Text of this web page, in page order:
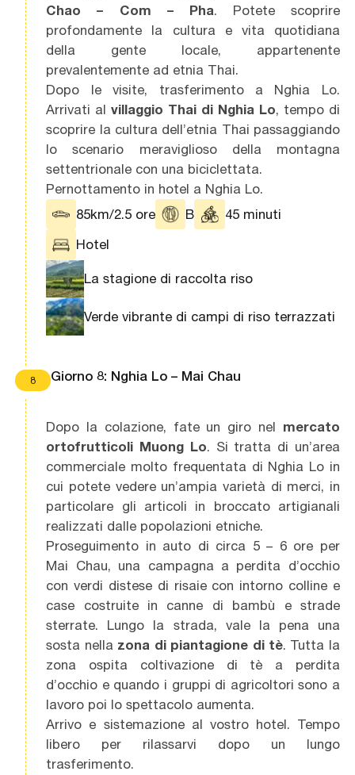
Chao – Com – Pha. Potete scoprire
profondamente la cultura e vita quotidiana
della gente locale, appartenente
prevalentemente ad etnia Thai.
Dopo le visite, trasferimento a Nghia Lo.
Arrivati alvillaggio Thai di Nghia Lo, tempo di
scoprire la cultura dell’etnia Thai passaggiando
lo scenario meraviglioso della montagna
settentrionale con una biciclettata.
Pernottamento in hotel a Nghia Lo.
85km/2.5 ore
B
45 minuti
Hotel
La stagione di raccolta riso
Verde vibrante di campi di riso terrazzati
8 Giorno 8: Nghia Lo – Mai Chau
Dopo la colazione, fate un giro nel mercato
ortofrutticoli Muong Lo. Si tratta di un’area
commerciale molto frequentata di Nghia Lo in
cui potete vedere un’ampia varietà di merci, in
particolare gli articoli in broccato artigianali
realizzati dalle popolazioni etniche.
Proseguimento in auto di circa 5 – 6 ore per
Mai Chau, una campagna a perdita d’occhio
con verdi distese di risaie con intorno colline e
case costruite in canne di bambù e strade
sterrate. Lungo la strada, vale la pena una
sosta nella zona di piantagione di tè. Tutta la
zona ospita coltivazione di tè a perdita
d’occhio e quando i gruppi di agricoltori sono a
lavoro poi lo spettacolo aumenta.
Arrivo e sistemazione al vostro hotel. Tempo
libero per rilassarvi dopo un lungo
trasferimento.